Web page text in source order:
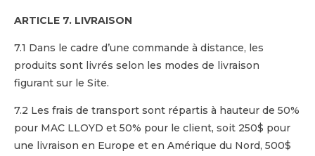
ARTICLE 7. LIVRAISON
7.1 Dans le cadre d’une commande à distance, les
produits sont livrés selon les modes de livraison
figurant sur le Site.
7.2 Les frais de transport sont répartis à hauteur de 50%
pour MAC LLOYD et 50% pour le client, soit 250$ pour
une livraison en Europe et en Amérique du Nord, 500$